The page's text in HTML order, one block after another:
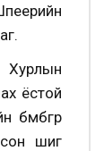
Хурлын
ёстой
шиг